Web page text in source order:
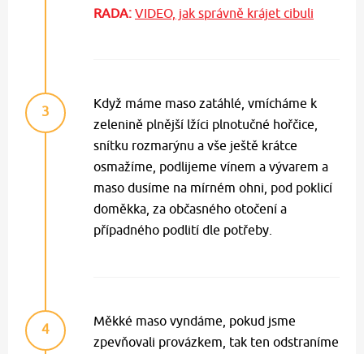
RADA: VIDEO, jak správně krájet cibuli
3
Když máme maso zatáhlé, vmícháme k
zelenině plnější lžíci plnotučné hořčice,
snítku rozmarýnu a vše ještě krátce
osmažíme, podlijeme vínem a vývarem a
maso dusíme na mírném ohni, pod poklicí
doměkka, za občasného otočení a
případného podlití dle potřeby.
4
Měkké maso vyndáme, pokud jsme
zpevňovali provázkem, tak ten odstraníme